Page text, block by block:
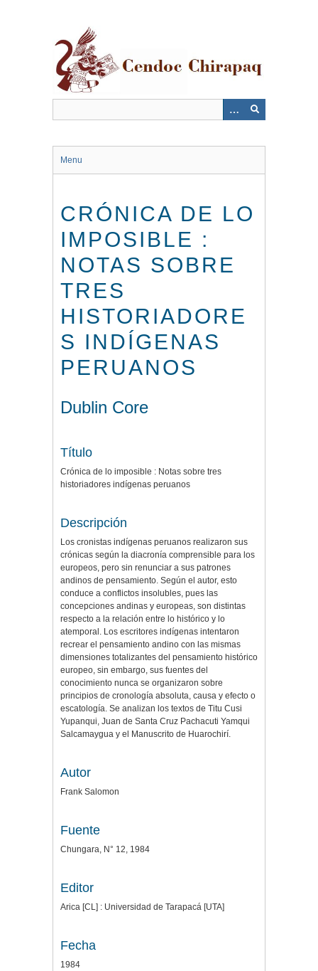
Menu
CRÓNICA DE LO
IMPOSIBLE :
NOTAS SOBRE
TRES
HISTORIADORE
S INDÍGENAS
PERUANOS
Dublin Core
Título
Crónica de lo imposible : Notas sobre tres
historiadores indígenas peruanos
Descripción
Los cronistas indígenas peruanos realizaron sus
crónicas según la diacronía comprensible para los
europeos, pero sin renunciar a sus patrones
andinos de pensamiento. Según el autor, esto
conduce a conflictos insolubles, pues las
concepciones andinas y europeas, son distintas
respecto a la relación entre lo histórico y lo
atemporal. Los escritores indígenas intentaron
recrear el pensamiento andino con las mismas
dimensiones totalizantes del pensamiento histórico
europeo, sin embargo, sus fuentes del
conocimiento nunca se organizaron sobre
principios de cronología absoluta, causa y efecto o
escatología. Se analizan los textos de Titu Cusi
Yupanqui, Juan de Santa Cruz Pachacuti Yamqui
Salcamaygua y el Manuscrito de Huarochirí.
Autor
Frank Salomon
Fuente
Chungara, N° 12, 1984
Editor
Arica [CL] : Universidad de Tarapacá [UTA]
Fecha
1984